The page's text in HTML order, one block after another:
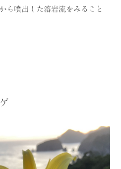
ら噴出した溶岩流をみること